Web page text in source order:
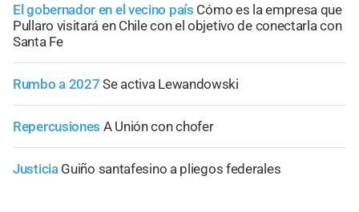
El gobernador en el vecino país Cómo es la empresa que
Pullaro visitará en Chile con el objetivo de conectarla con
Santa Fe
Rumbo a 2027 Se activa Lewandowski
Repercusiones A Unión con chofer
Justicia Guiño santafesino a pliegos federales